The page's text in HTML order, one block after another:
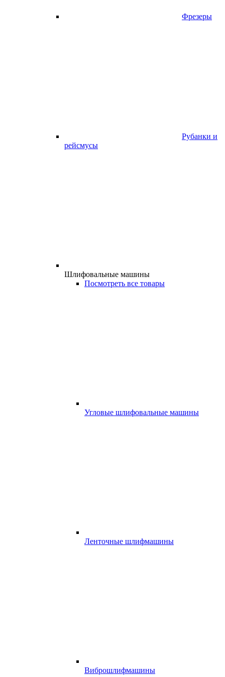
Фрезеры
Рубанки и
рейсмусы
Шлифовальные машины
Посмотреть все товары
Угловые шлифовальные машины
Ленточные шлифмашины
Виброшлифмашины